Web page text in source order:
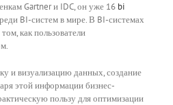
Gartner и IDC, он уже 16 bi
BI-систем в мире. В BI-системах
как пользователи
и визуализацию данных, создание
этой информации бизнес-
пользу для оптимизации